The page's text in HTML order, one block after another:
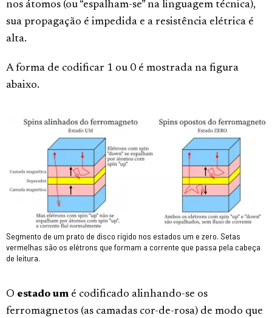
nos átomos (ou “espalham-se” na linguagem técnica),
sua propagação é impedida e a resistência elétrica é
alta.
A forma de codificar 1 ou 0 é mostrada na figura
abaixo.
Segmento de um prato de disco rígido nos estados um e zero. Setas
vermelhas são os elétrons que formam a corrente que passa pela cabeça
de leitura.
O estado um é codificado alinhando-se os
ferromagnetos (as camadas cor-de-rosa) de modo que